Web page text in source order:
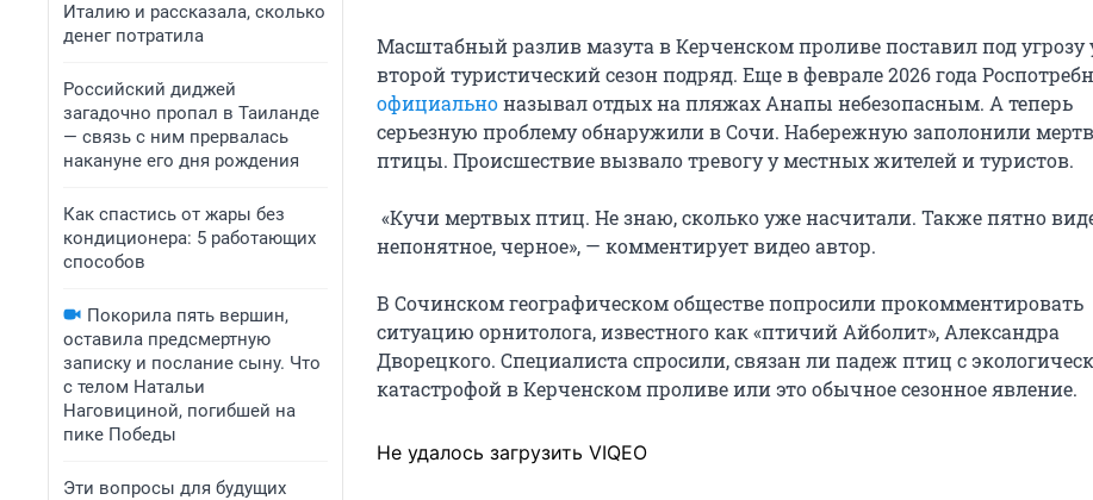
Италию и рассказала, сколько
денег потратила
Российский диджей
загадочно пропал в Таиланде
— связь с ним прервалась
накануне его дня рождения
Как спастись от жары без
кондиционера: 5 работающих
способов
Покорила пять вершин,
оставила предсмертную
записку и послание сыну. Что
с телом Натальи
Наговициной, погибшей на
пике Победы
Эти вопросы для будущих
Масштабный разлив мазута в Керченском проливе поставил под угрозу
второй туристический сезон подряд. Еще в феврале 2026 года
официальноназывал отдых на пляжах Анапы небезопасным. А теперь
серьезную проблему обнаружили в Сочи. Набережную заполонили
птицы. Происшествие вызвало тревогу у местных жителей и туристов.
«Кучи мертвых птиц. Не знаю, сколько уже насчитали. Также пятно
непонятное, черное», — комментирует видео автор.
В Сочинском географическом обществе попросили прокомментировать
ситуацию орнитолога, известного как «птичий Айболит», Александра
Дворецкого. Специалиста спросили, связан ли падеж птиц с
катастрофой в Керченском проливе или это обычное сезонное явление.
Не удалось загрузить VIQEO